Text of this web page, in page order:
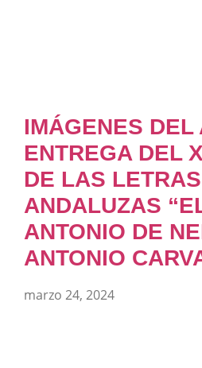
IMÁGENES DEL
ENTREGA DEL
DE LAS LETRAS
ANDALUZAS
ANTONIO DE
ANTONIO
marzo 24, 2024